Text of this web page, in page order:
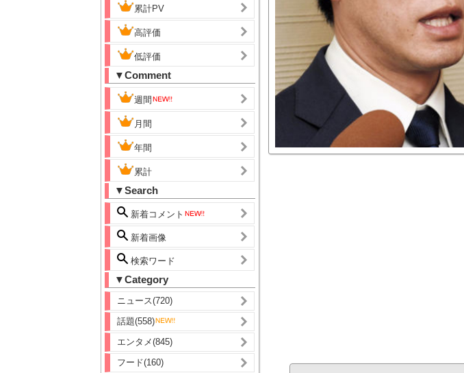
累計PV
高評価
低評価
▼Comment
週間
月間
年間
累計
▼Search
新着コメント
新着画像
検索ワード
▼Category
ニュース(720)
話題(558)
エンタメ(845)
フード(160)